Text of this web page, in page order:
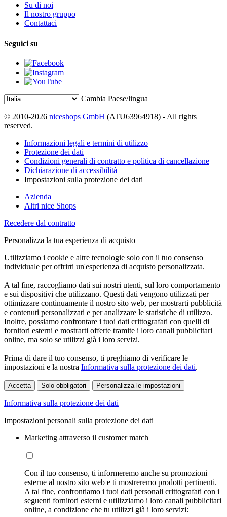
Su di noi
Il nostro gruppo
Contattaci
Seguici su
Cambia Paese/lingua
© 2010-2026 niceshops GmbH (ATU63964918) - All rights
reserved.
Informazioni legali e termini di utilizzo
Protezione dei dati
Condizioni generali di contratto e politica di cancellazione
Dichiarazione di accessibilità
Impostazioni sulla protezione dei dati
Azienda
Altri nice Shops
Recedere dal contratto
Personalizza la tua esperienza di acquisto
Utilizziamo i cookie e altre tecnologie solo con il tuo consenso
individuale per offrirti un'esperienza di acquisto personalizzata.
A tal fine, raccogliamo dati sui nostri utenti, sul loro comportamento
e sui dispositivi che utilizzano. Questi dati vengono utilizzati per
ottimizzare continuamente il nostro sito web, per mostrarti pubblicità
e contenuti personalizzati e per analizzare le statistiche di utilizzo.
Inoltre, possiamo confrontare i tuoi dati crittografati con quelli di
fornitori esterni e mostrarti offerte tramite i loro canali pubblicitari
online, ma solo se utilizzi già i loro servizi.
Prima di dare il tuo consenso, ti preghiamo di verificare le
impostazioni e la nostra Informativa sulla protezione dei dati.
Accetta Solo obbligatori Personalizza le impostazioni
Informativa sulla protezione dei dati
Impostazioni personali sulla protezione dei dati
Marketing attraverso il customer match
Con il tuo consenso, ti informeremo anche su promozioni
esterne al nostro sito web e ti mostreremo prodotti pertinenti.
A tal fine, confrontiamo i tuoi dati personali crittografati con i
seguenti fornitori esterni e utilizziamo i loro canali pubblicitari
online, a condizione che tu utilizzi già i loro servizi: